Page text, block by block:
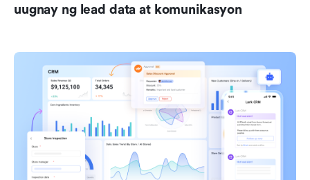
uugnay ng lead data at komunikasyon